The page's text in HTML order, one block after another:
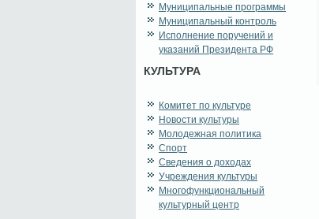
Муниципальные программы
Муниципальный контроль
Исполнение поручений и
указаний Президента РФ
КУЛЬТУРА
Комитет по культуре
Новости культуры
Молодежная политика
Спорт
Сведения о доходах
Учреждения культуры
Многофункциональный
культурный центр